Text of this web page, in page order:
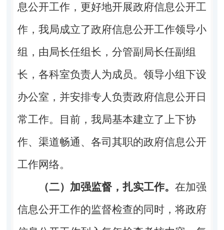
息公开工作，更好地开展政府信息公开工
作，我局成立了政府信息公开工作领导小
组，由局长任组长，分管副局长任副组
长，各科室负责人为成员。领导小组下设
办公室，并安排专人负责政府信息公开日
常工作。目前，我局基本建立了上下协
作、渠道畅通、各司其职的政府信息公开
工作网络。
（二）加强监督，扎实工作。 在加强
信息公开工作的监督检查的同时，将政府